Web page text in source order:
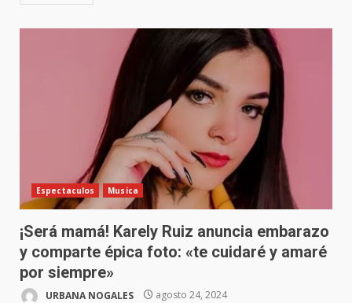
Espectaculos Musica
¡Será mamá! Karely Ruiz anuncia embarazo
y comparte épica foto: «te cuidaré y amaré
por siempre»
URBANA NOGALES agosto 24, 2024